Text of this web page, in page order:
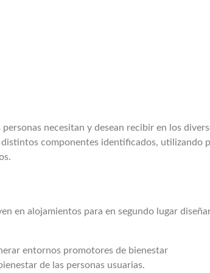
necesitan y desean recibir en los
componentes identificados, utilizando
en alojamientos para en segundo lugar
entornos promotores de bienestar
de las personas usuarias.